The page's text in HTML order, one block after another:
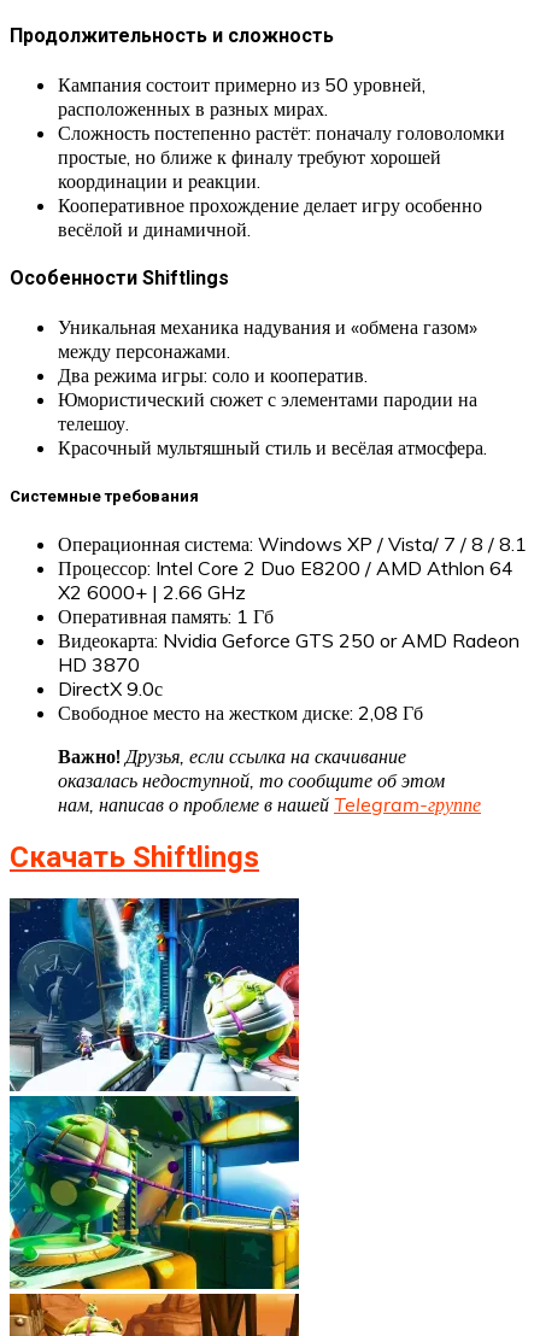
Продолжительность и сложность
Кампания состоит примерно из 50 уровней,
расположенных в разных мирах.
Сложность постепенно растёт: поначалу головоломки
простые, но ближе к финалу требуют хорошей
координации и реакции.
Кооперативное прохождение делает игру особенно
весёлой и динамичной.
Особенности Shiftlings
Уникальная механика надувания и «обмена газом»
между персонажами.
Два режима игры: соло и кооператив.
Юмористический сюжет с элементами пародии на
телешоу.
Красочный мультяшный стиль и весёлая атмосфера.
Системные требования
Операционная система: Windows XP / Vista/ 7 / 8 / 8.1
Процессор: Intel Core 2 Duo E8200 / AMD Athlon 64
X2 6000+ | 2.66 GHz
Оперативная память: 1 Гб
Видеокарта: Nvidia Geforce GTS 250 or AMD Radeon
HD 3870
DirectX 9.0с
Свободное место на жестком диске: 2,08 Гб
Важно! Друзья, если ссылка на скачивание
оказалась недоступной, то сообщите об этом
нам, написав о проблеме в нашей Telegram-группе
Скачать Shiftlings